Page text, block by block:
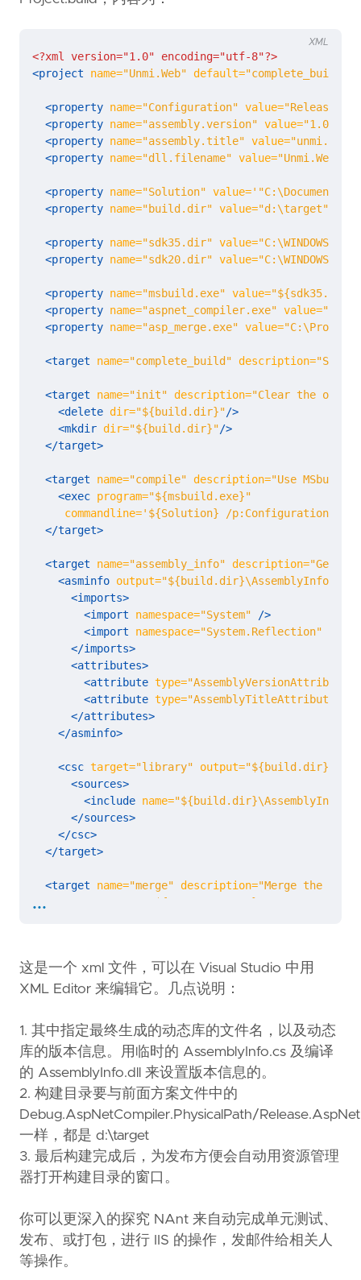
<?xml version="1.0" encoding="utf-8"?>
<project
name="Unmi.Web" default="complete_build"
<property name="Configuration" value="Release"
<property name="assembly.version" value="1.0.0.9"
<property name="assembly.title" value=
<property name="dll.filename" value=
<property name="Solution" value='"C:\Documents
<property name="build.dir" value="d:\target"
<property name="sdk35.dir" value=
<property name="sdk20.dir" value=
<property name="msbuild.exe" value="${sdk35.dir}/
<property name="aspnet_compiler.exe" value=
<property name="asp_merge.exe" value=
<target name="complete_build" description=
<target name="init" description="Clear the
<delete dir="${build.dir}"/>
<mkdir dir="${build.dir}"/>
</target>
<target name="compile" description="Use
<exec program="${msbuild.exe}"
commandline='${Solution} /
</target>
<target name="assembly_info" description=
<asminfo output="${build.dir}\AssemblyInfo.cs"
<imports>
<import
namespace="System"
/>
<import
namespace="System.Reflection"
</imports>
<attributes>
<attribute type="AssemblyVersionAttribute"
<attribute type="AssemblyTitleAttribute"
</attributes>
</asminfo>
<csc target="library" output=
<sources>
<include name=
</sources>
</csc>
</target>
<target name="merge" description="Merge the
"${asp_merge.exe}"
<target name="post-merge" description="Delete
<delete file="${build.dir}\Project.build"
<delete
file="${build.dir}\AssemblyInfo.dll"
<!-- Open the target directory -->
<exec program="explorer" commandline=
</target>
<target name="precompile-web" description=
<exec program="${aspnet_compiler.exe}"
</target>
</project>
...
XML
这是一个 xml 文件，可以在 Visual Studio 中用
XML Editor 来编辑它。几点说明：
1. 其中指定最终生成的动态库的文件名，以及动态
库的版本信息。用临时的 AssemblyInfo.cs 及编译
的 AssemblyInfo.dll 来设置版本信息的。
2. 构建目录要与前面方案文件中的
Debug.AspNetCompiler.PhysicalPath/
一样，都是 d:\target
3. 最后构建完成后，为发布方便会自动用资源管理
器打开构建目录的窗口。
你可以更深入的探究 NAnt 来自动完成单元测试、
发布、或打包，进行 IIS 的操作，发邮件给相关人
等操作。